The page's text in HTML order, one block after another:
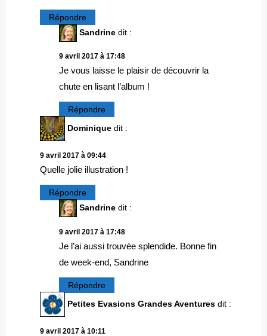
Répondre
Sandrine dit :
9 avril 2017 à 17:48
Je vous laisse le plaisir de découvrir la
chute en lisant l’album !
Répondre
Dominique dit :
9 avril 2017 à 09:44
Quelle jolie illustration !
Répondre
Sandrine dit :
9 avril 2017 à 17:48
Je l’ai aussi trouvée splendide. Bonne fin
de week-end, Sandrine
Répondre
Petites Evasions Grandes Aventures dit :
9 avril 2017 à 10:11